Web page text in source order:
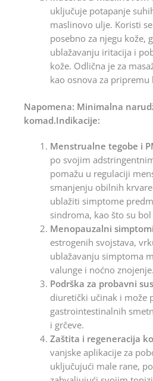
uključuje potapanje
maslinovo ulje. Koristi
posebno za njegu kože,
ublažavanju iritacija i
kože. Odlična je za
kao osnova za pripremu
Napomena: Minimalna
komad.Indikacije:
Menstrualne tegobe i
po svojim
pomažu u regulaciji
smanjenju obilnih
ublažiti simptome
sindroma, kao što su
Menopauzalni simptomi
estrogenih svojstava,
ublažavanju simptoma
valunge i noćno znojenje.
Podrška za probavni
diuretički učinak i može
gastrointestinalnih
i grčeve.
Zaštita i regeneracija
vanjske aplikacije za
uključujući male rane,